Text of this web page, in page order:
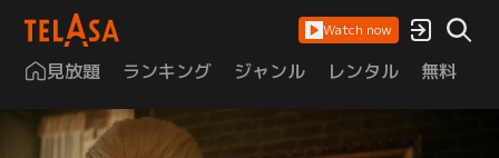
Watch now
見放題 ランキング ジャンル レンタル 無料